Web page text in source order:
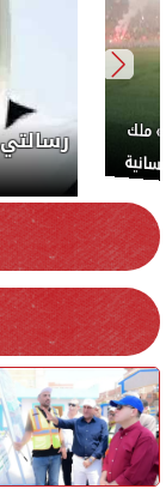
«صلاح» ملك
والإنسانية